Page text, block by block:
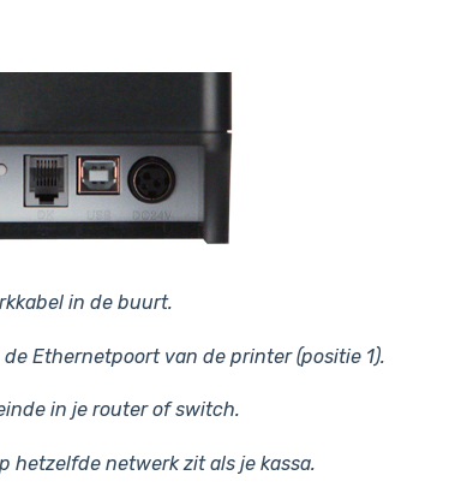
in de buurt.
Ethernetpoort van de printer (positie 1).
in je router of switch.
hetzelfde netwerk zit als je kassa.